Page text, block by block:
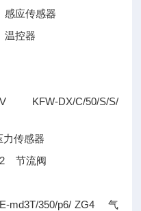
感应传感器
温控器
KFW-DX/C/50/S/S/
力传感器
节流阀
md3T/350/p6/ ZG4 气